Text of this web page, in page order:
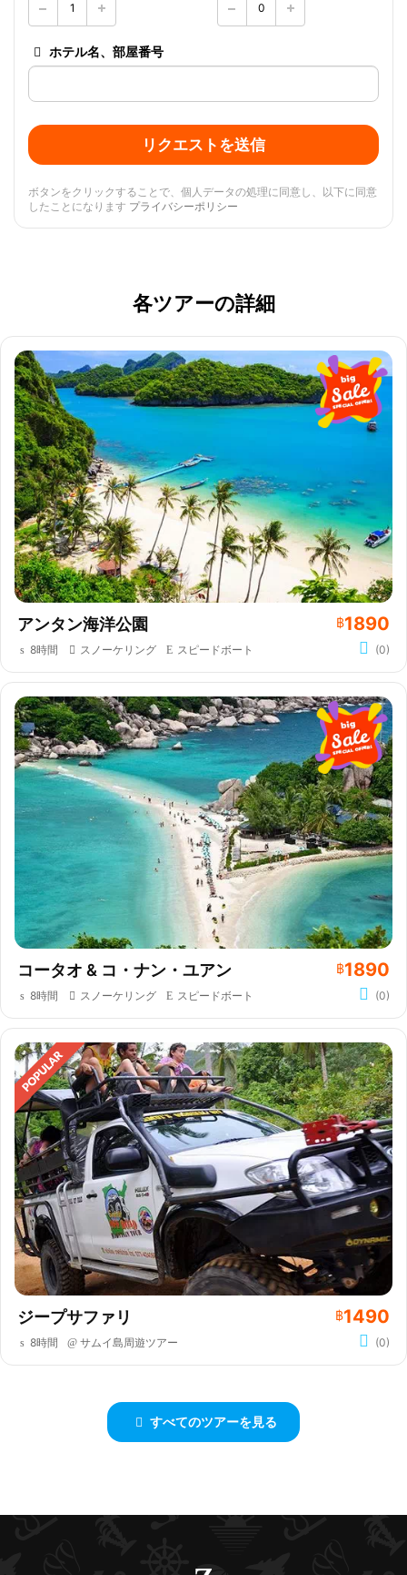
ホテル名、部屋番号
リクエストを送信
ボタンをクリックすることで、個人データの処理に同意し、以下に同意
したことになります プライバシーポリシー
各ツアーの詳細
アンタン海洋公園 ฿1890
8時間 スノーケリング スピードボート (0)
コータオ & コ・ナン・ユアン ฿1890
8時間 スノーケリング スピードボート (0)
ジープサファリ ฿1490
8時間 サムイ島周遊ツアー (0)
すべてのツアーを見る